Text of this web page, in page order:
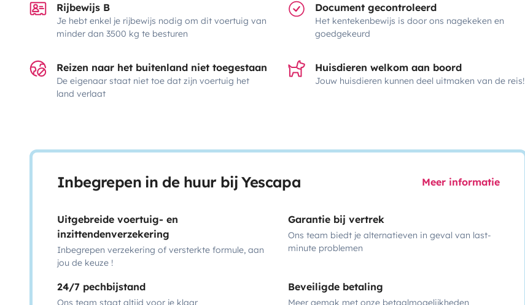
Rijbewijs B
Je hebt enkel je rijbewijs nodig om dit voertuig van
minder dan 3500 kg te besturen
Document gecontroleerd
Het kentekenbewijs is door ons nagekeken en
goedgekeurd
Reizen naar het buitenland niet toegestaan
De eigenaar staat niet toe dat zijn voertuig het
land verlaat
Huisdieren welkom aan boord
Jouw huisdieren kunnen deel uitmaken van de reis!
Inbegrepen in de huur bij Yescapa Meer informatie
Uitgebreide voertuig- en
inzittendenverzekering
Inbegrepen verzekering of versterkte formule, aan
jou de keuze !
Garantie bij vertrek
Ons team biedt je alternatieven in geval van last-
minute problemen
24/7 pechbijstand
Ons team staat altijd voor je klaar
Beveiligde betaling
Meer gemak met onze betaalmogelijkheden